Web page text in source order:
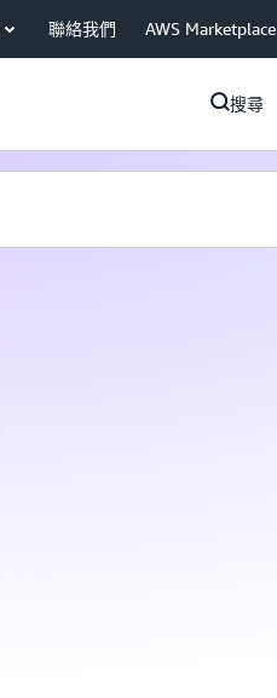
聯絡我們 AWS Marketplace
搜尋